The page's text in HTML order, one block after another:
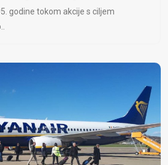
godine tokom akcije s ciljem